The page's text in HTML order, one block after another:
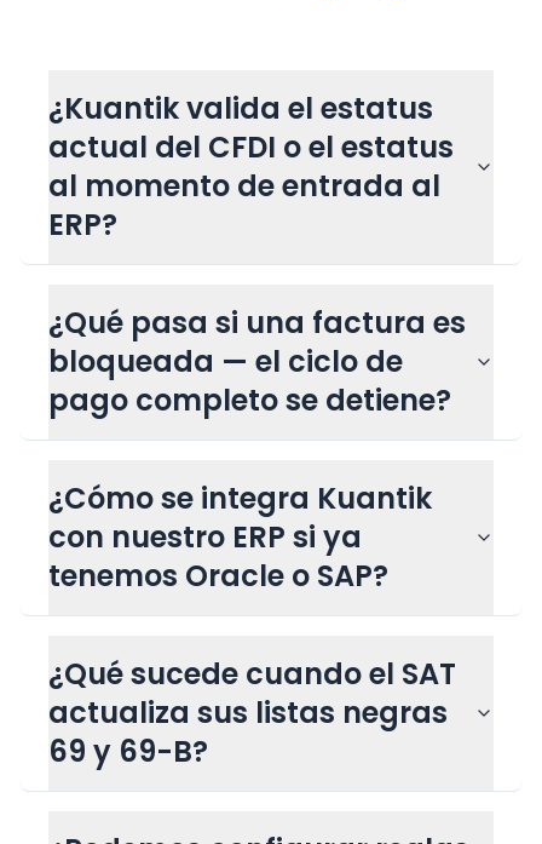
¿Kuantik valida el estatus
actual del CFDI o el estatus
al momento de entrada al
ERP?
¿Qué pasa si una factura es
bloqueada — el ciclo de
pago completo se detiene?
¿Cómo se integra Kuantik
con nuestro ERP si ya
tenemos Oracle o SAP?
¿Qué sucede cuando el SAT
actualiza sus listas negras
69 y 69-B?